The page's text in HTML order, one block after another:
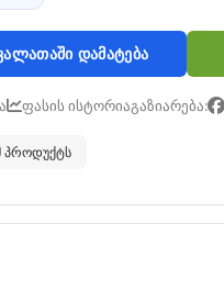
დამატება
ფასის ისტორიაგაზიარება:
პროდუქტს